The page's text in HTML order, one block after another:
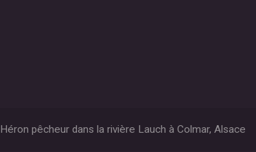
Héron pêcheur dans la rivière Lauch à Colmar, Alsace